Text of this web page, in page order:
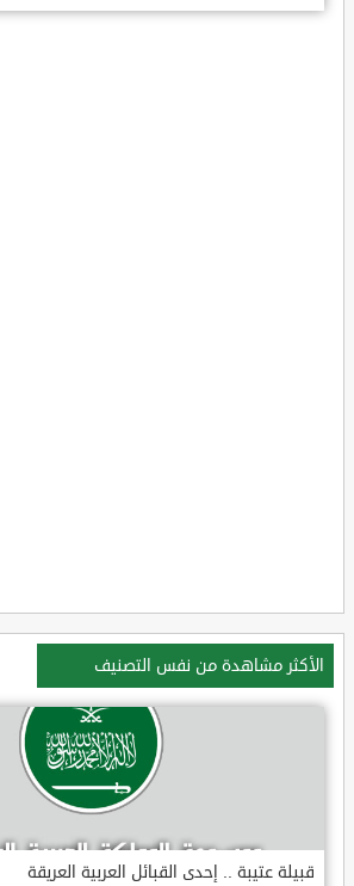
الأكثر مشاهدة من نفس التصنيف
قبيلة عتيبة .. إحدى القبائل العربية العريقة